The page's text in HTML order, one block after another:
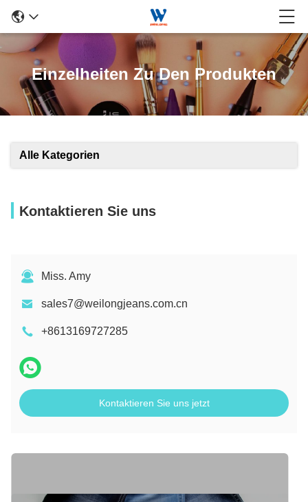
Einzelheiten Zu Den Produkten
Alle Kategorien
Kontaktieren Sie uns
Miss. Amy
sales7@weilongjeans.com.cn
+8613169727285
Kontaktieren Sie uns jetzt